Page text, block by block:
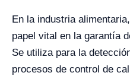
En la industria
papel vital en la garantía
Se utiliza para la
procesos de control de